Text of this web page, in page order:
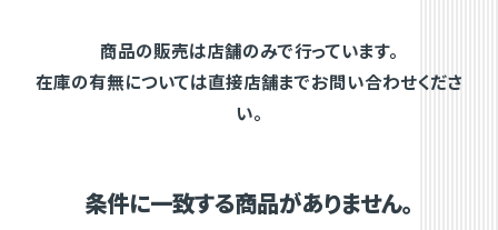
商品の販売は店舗のみで行っています。
在庫の有無については直接店舗までお問い合わせくださ
い。
条件に一致する商品がありません。